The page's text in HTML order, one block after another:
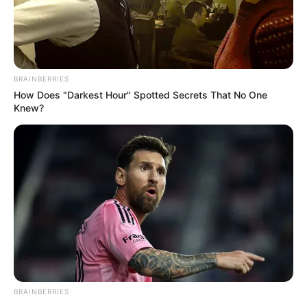
BRAINBERRIES
How Does "Darkest Hour" Spotted Secrets That No One
Knew?
BRAINBERRIES